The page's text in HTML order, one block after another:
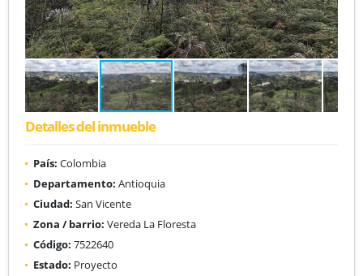
Detalles del inmueble
País: Colombia
Departamento: Antioquia
Ciudad: San Vicente
Zona / barrio: Vereda La Floresta
Código: 7522640
Estado: Proyecto